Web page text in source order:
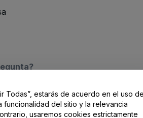
/ Contacto
Todas”, estarás de acuerdo en el uso
funcionalidad del sitio y la relevancia
usaremos cookies estrictamente